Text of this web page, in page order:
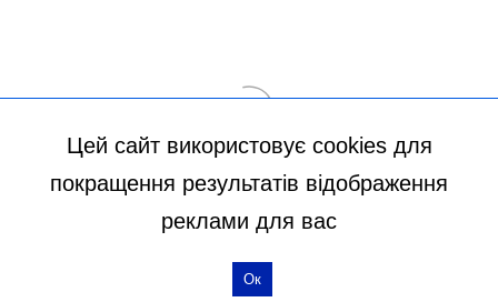
Цей сайт використовує cookies для
покращення результатів відображення
реклами для вас
Ок